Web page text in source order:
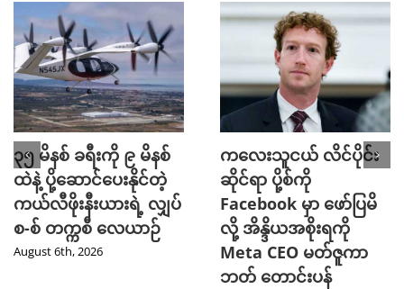
၃၅ မိနစ် ခရီးကို ၉ မိနစ်
ထဲနဲ့ ပို့ဆောင်ပေးနိုင်တဲ့
ကယ်လီဖိုးနီးယားရဲ့ လျှပ်
စ-စ် တက္ကစီ လေယာဉ်
August 6th, 2026
ကလေးသူငယ် လိင်ပိုင်း
ဆိုင်ရာ ပို့စ်ကို
Facebook မှာ ဖော်ပြမိ
လို့ အိန္ဒိယအစိုးရကို
Meta CEO မတ်ဇူကာ
ဘတ် တောင်းပန်